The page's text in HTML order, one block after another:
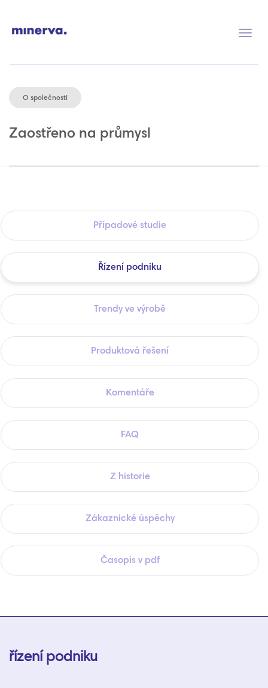
O společnosti
Zaostřeno na průmysl
Případové studie
Řízení podniku
Trendy ve výrobě
Produktová řešení
Komentáře
FAQ
Z historie
Zákaznické úspěchy
Časopis v pdf
řízení podniku